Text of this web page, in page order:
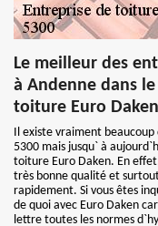
Le meilleur des
à Andenne dans
toiture Euro
Il existe vraiment
5300 mais jusqu` à
toiture Euro Daken. En
très bonne qualité et
rapidement. Si vous êtes
de quoi avec Euro Daken
lettre toutes les normes